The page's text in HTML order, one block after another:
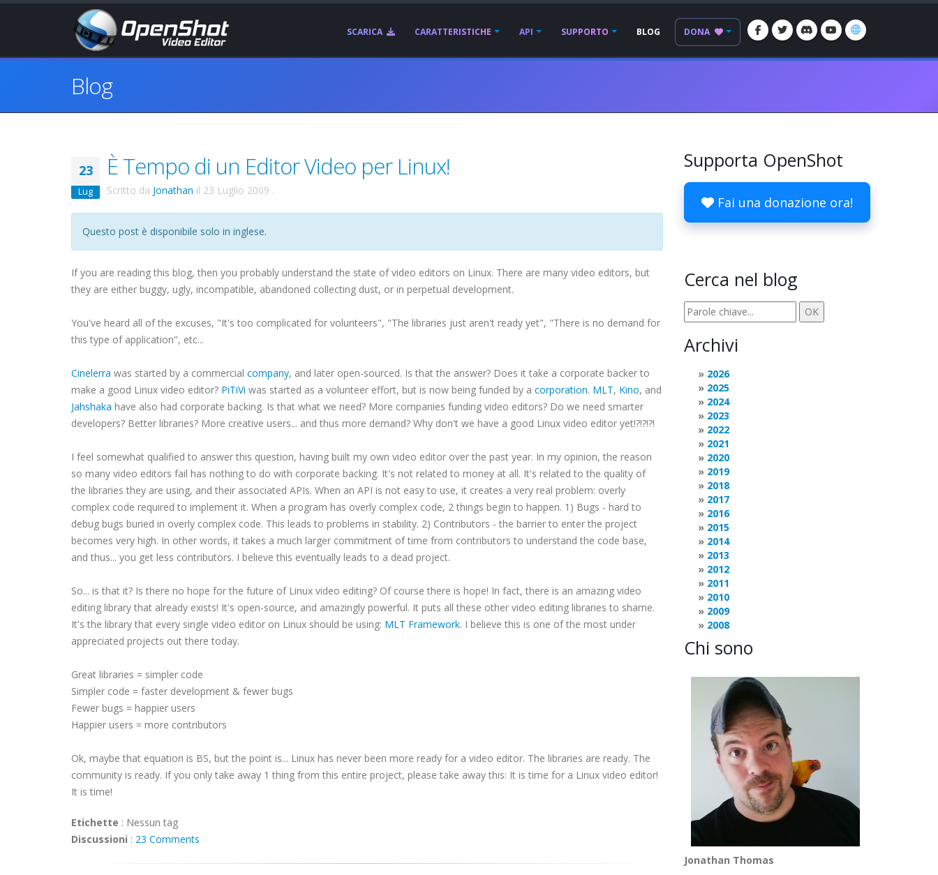
SCARICA CARATTERISTICHE API SUPPORTO BLOG DONA
Blog
23
Lug
È Tempo di un Editor Video per Linux!
Scritto da Jonathan il 23 Luglio 2009 .
Questo post è disponibile solo in inglese.
If you are reading this blog, then you probably understand the state of video editors on Linux. There are many video editors, but
they are either buggy, ugly, incompatible, abandoned collecting dust, or in perpetual development.
You've heard all of the excuses, "It's too complicated for volunteers", "The libraries just aren't ready yet", "There is no demand for
this type of application", etc...
Cinelerra was started by a commercial company, and later open-sourced. Is that the answer? Does it take a corporate backer to
make a good Linux video editor? PiTiVi was started as a volunteer effort, but is now being funded by a corporation. MLT, Kino, and
Jahshaka have also had corporate backing. Is that what we need? More companies funding video editors? Do we need smarter
developers? Better libraries? More creative users... and thus more demand? Why don't we have a good Linux video editor yet!?!?!?!
I feel somewhat qualified to answer this question, having built my own video editor over the past year. In my opinion, the reason
so many video editors fail has nothing to do with corporate backing. It's not related to money at all. It's related to the quality of
the libraries they are using, and their associated APIs. When an API is not easy to use, it creates a very real problem: overly
complex code required to implement it. When a program has overly complex code, 2 things begin to happen. 1) Bugs - hard to
debug bugs buried in overly complex code. This leads to problems in stability. 2) Contributors - the barrier to enter the project
becomes very high. In other words, it takes a much larger commitment of time from contributors to understand the code base,
and thus... you get less contributors. I believe this eventually leads to a dead project.
So... is that it? Is there no hope for the future of Linux video editing? Of course there is hope! In fact, there is an amazing video
editing library that already exists! It's open-source, and amazingly powerful. It puts all these other video editing libraries to shame.
It's the library that every single video editor on Linux should be using: MLT Framework. I believe this is one of the most under
appreciated projects out there today.
Great libraries = simpler code
Simpler code = faster development & fewer bugs
Fewer bugs = happier users
Happier users = more contributors
Ok, maybe that equation is BS, but the point is... Linux has never been more ready for a video editor. The libraries are ready. The
community is ready. If you only take away 1 thing from this entire project, please take away this: It is time for a Linux video editor!
It is time!
Etichette : Nessun tag
Discussioni : 23 Comments
Supporta OpenShot
Fai una donazione ora!
Cerca nel blog
Archivi
2026
2025
2024
2023
2022
2021
2020
2019
2018
2017
2016
2015
2014
2013
2012
2011
2010
2009
2008
Chi sono
Jonathan Thomas